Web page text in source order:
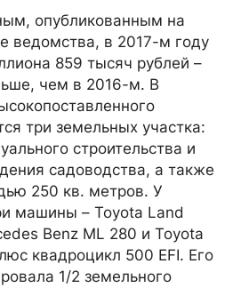
опубликованным на
ведомства, в 2017-м году
859 тысяч рублей –
чем в 2016-м. В
три земельных участка:
строительства и
садоводства, а также
250 кв. метров. У
машины – Toyota Land
Benz ML 280 и Toyota
квадроцикл 500 EFI. Его
1/2 земельного